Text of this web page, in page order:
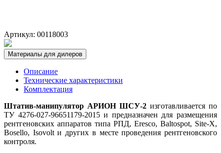
Артикул: 00118003
Материалы для дилеров
Описание
Технические характеристики
Комплектация
Штатив-манипулятор АРИОН ШСУ-2 изготавливается по
ТУ 4276-027-96651179-2015 и предназначен для размещения
рентгеновских аппаратов типа РПД, Eresco, Baltospot, Site-X,
Bosello, Isovolt и других в месте проведения рентгеновского
контроля.